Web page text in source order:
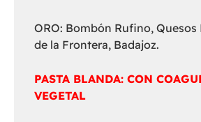
ORO: Bombón Rufino, Quesos
de la Frontera, Badajoz.
PASTA BLANDA: CON
VEGETAL